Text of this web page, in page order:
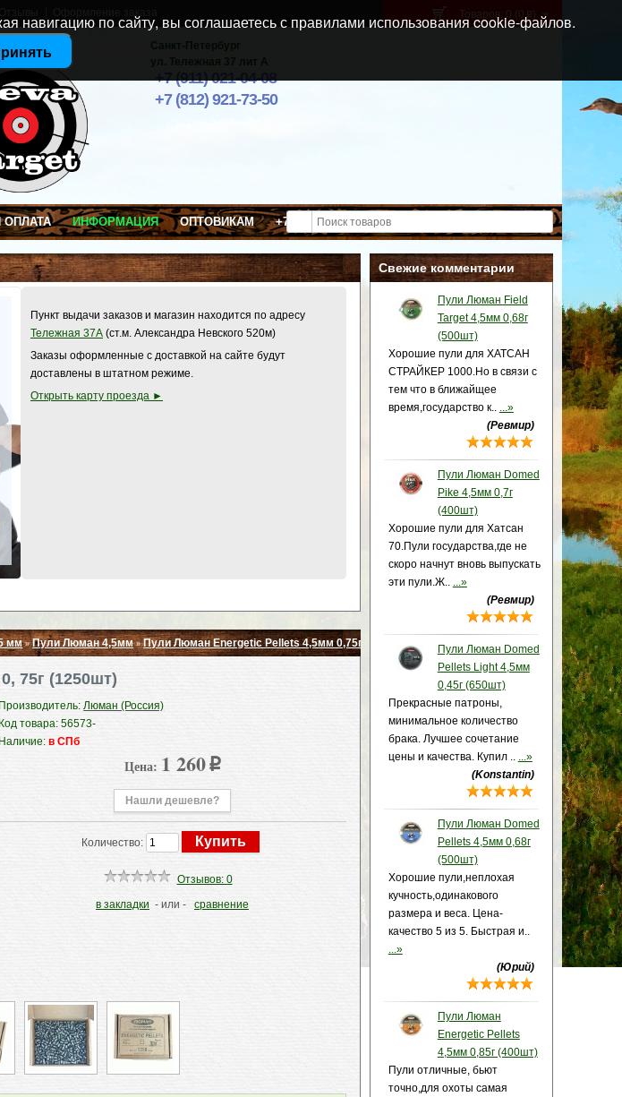
Санкт-Петербург
ул. Тележная 37 лит А
+7 (911) 021-04-08
+7 (812) 921-73-50
Товаров: 0 (0 p )
ОПЛАТА ИНФОРМАЦИЯ ОПТОВИКАМ +7 (911) 021-04-08
Свежие комментарии
Пули Люман Field
Target 4,5мм 0,68г
(500шт)
Хорошие пули для ХАТСАН
СТРАЙКЕР 1000.Но в связи с
тем что в ближайщее
время,государство к.. ...»
(Ревмир)
Пули Люман Domed
Pike 4,5мм 0,7г
(400шт)
Хорошие пули для Хатсан
70.Пули государства,где не
скоро начнут вновь выпускать
эти пули.Ж.. ...»
(Ревмир)
Пули Люман Domed
Pellets Light 4,5мм
0,45г (650шт)
Прекрасные патроны,
минимальное количество
брака. Лучшее сочетание
цены и качества. Купил .. ...»
(Konstantin)
Пули Люман Domed
Pellets 4,5мм 0,68г
(500шт)
Хорошие пули,неплохая
кучность,одинакового
размера и веса. Цена-
качество 5 из 5. Быстрая и..
...»
(Юрий)
Пули Люман
Energetic Pellets
4,5мм 0,85г (400шт)
Пули отличные, бьют
точно,для охоты самая
Пункт выдачи заказов и магазин находится по адресу
Тележная 37А (ст.м. Александра Невского 520м)
Заказы оформленные с доставкой на сайте будут
доставлены в штатном режиме.
Открыть карту проезда ►
Свернуть ▲
мм»Пули Люман 4,5мм»Пули Люман Energetic Pellets 4,5мм 0,75г (1250шт)
75г (1250шт)
Производитель: Люман (Россия)
Код товара: 56573-
Наличие:в СПб
Цена: 1 260p
Нашли дешевле?
Количество:
Отзывов: 0
в закладки - или - сравнение
по сайту, вы соглашаетесь с правилами использования cookie-файлов.